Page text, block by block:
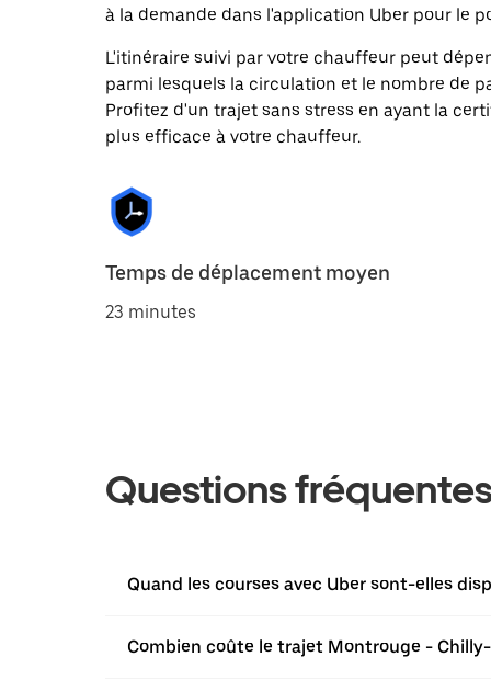
à la demande dans l'application Uber pour le
L'itinéraire suivi par votre chauffeur peut
parmi lesquels la circulation et le nombre de
Profitez d'un trajet sans stress en ayant la
plus efficace à votre chauffeur.
Temps de déplacement moyen
23 minutes
Questions
Quand les courses avec Uber sont-elles
Combien coûte le trajet Montrouge -